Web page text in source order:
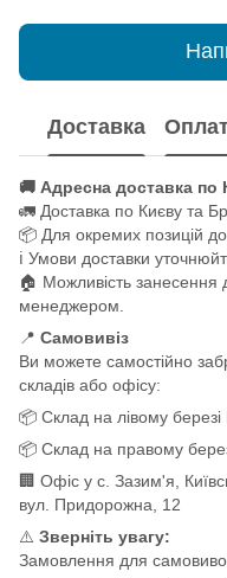
Доставка
🚚 Адресна доставка
🚛 Доставка по Києву та
📦 Для окремих позицій
ℹ️ Умови доставки
🏠 Можливість занесення
менеджером.
📍 Самовивіз
Ви можете самостійно
складів або офісу:
📦 Склад на лівому березі
📦 Склад на правому
🏢 Офіс у с. Зазим'я,
вул. Придорожна, 12
⚠️ Зверніть увагу:
Замовлення для